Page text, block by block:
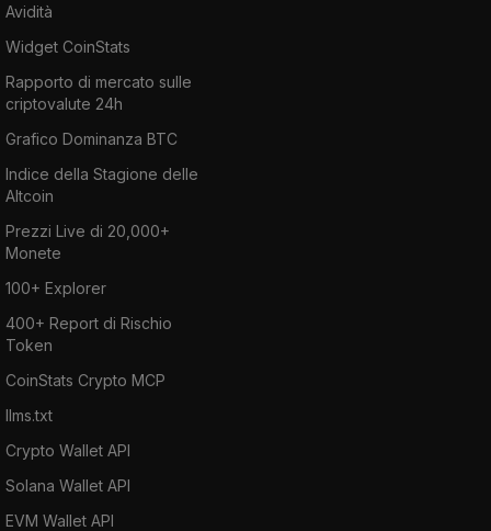
Avidità
Widget CoinStats
Rapporto di mercato sulle
criptovalute 24h
Grafico Dominanza BTC
Indice della Stagione delle
Altcoin
Prezzi Live di 20,000+
Monete
100+ Explorer
400+ Report di Rischio
Token
CoinStats Crypto MCP
llms.txt
Crypto Wallet API
Solana Wallet API
EVM Wallet API